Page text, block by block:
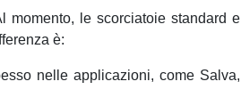
momento, le scorciatoie standard e
è:
nelle applicazioni, come Salva,